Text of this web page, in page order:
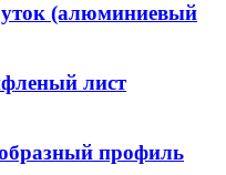
(алюминиевый
лист
профиль